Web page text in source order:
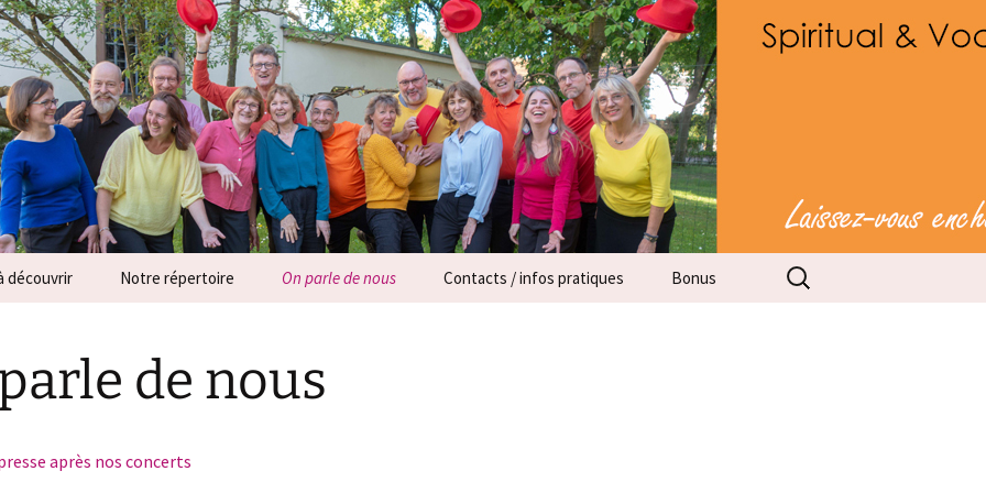
vocal a capella
découvrir
MélodHin
Notre répertoire
Extraits audio
On parle de nous
Extraits du livre d’or
Contacts / infos pratiques Bonus
Rechercher :
de nous
après nos concerts